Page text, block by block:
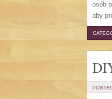
osób
aby